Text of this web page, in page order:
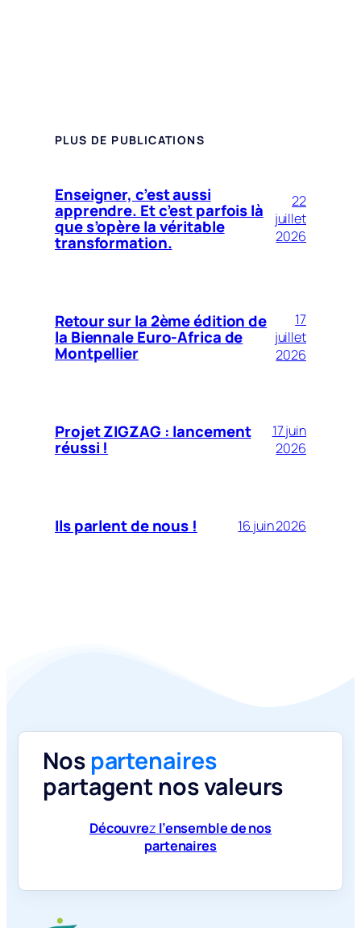
PLUS DE PUBLICATIONS
Enseigner, c’est aussi
apprendre. Et c’est parfois là
que s’opère la véritable
transformation.
22
juillet
2026
Retour sur la 2ème édition de
la Biennale Euro-Africa de
Montpellier
17
juillet
2026
Projet ZIGZAG : lancement
réussi !
17 juin
2026
Ils parlent de nous ! 16 juin 2026
Nos partenaires
partagent nos valeurs
Découvrez l’ensemble de nos
partenaires